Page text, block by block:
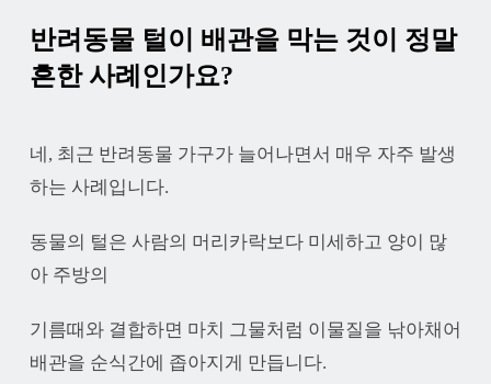
반려동물 털이 배관을 막는 것이 정말
흔한 사례인가요?
네, 최근 반려동물 가구가 늘어나면서 매우 자주 발생
하는 사례입니다.
동물의 털은 사람의 머리카락보다 미세하고 양이 많
아 주방의
기름때와 결합하면 마치 그물처럼 이물질을 낚아채어
배관을 순식간에 좁아지게 만듭니다.